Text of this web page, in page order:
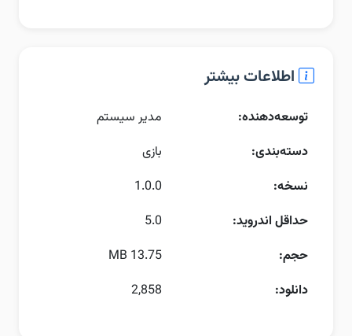
اطلاعات بیشتر
توسعه‌دهنده:
مدیر سیستم
دسته‌بندی:
بازی
نسخه:
1.0.0
حداقل اندروید:
5.0
حجم:
13.75 MB
دانلود:
2,858